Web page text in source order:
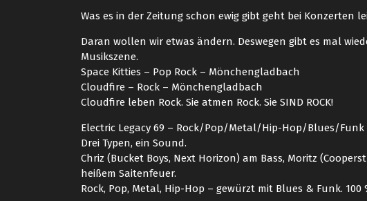
Was es in der Zeitung schon ewig gibt geht bei Konzerten
Daran wollen wir etwas ändern. Deswegen gibt es mal
Musikszene.
Space Kitties – Pop Rock – Mönchengladbach
Cloudfire – Rock – Mönchengladbach
Cloudfire leben Rock. Sie atmen Rock. Sie SIND ROCK!
Electric Legacy 69 – Rock/Pop/Metal/Hip-Hop/Blues/
Drei Typen, ein Sound.
Chriz (Bucket Boys, Next Horizon) am Bass, Moritz
heißem Saitenfeuer.
Rock, Pop, Metal, Hip-Hop – gewürzt mit Blues & Funk. 100